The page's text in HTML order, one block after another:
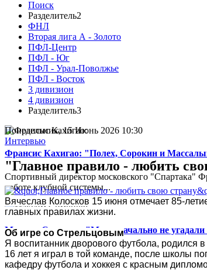
Поиск
Разделитель2
ФНЛ
Вторая лига А - Золото
ПФЛ-Центр
ПФЛ - Юг
ПФЛ - Урал-Поволжье
ПФЛ - Восток
3 дивизион
4 дивизион
Разделитель3
Франсис Кахигао: "Полех, Сорокин и
Спортивный директор московского "Спартака"
работе клубной системы...
Максим Симонов: "Мы изначально не угадали
Председатель совета директоров "Крыльев
кадровой ошибке...
Понедельник, 15 Июнь 2026 10:30
Интервью
"Главное правило - любить
Вячеслав Колосков 15 июня отмечает 85-
главных правилах жизни.
Об игре со Стрельцовым
Я воспитанник дворового футбола, родился
16 лет я играл в той команде, после школы
кафедру футбола и хоккея с красным